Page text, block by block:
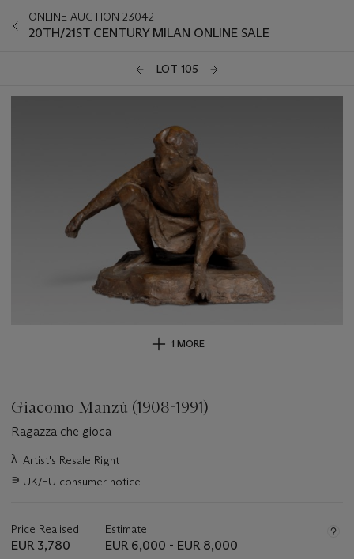
ONLINE AUCTION 23042
20TH/21ST CENTURY MILAN ONLINE SALE
LOT 105
1 MORE
Giacomo Manzù (1908-1991)
Ragazza che gioca
Important
about
λ Artist's Resale Right
∍ UK/EU consumer notice
Price Realised
EUR 3,780
Estimate
EUR 6,000 - EUR 8,000